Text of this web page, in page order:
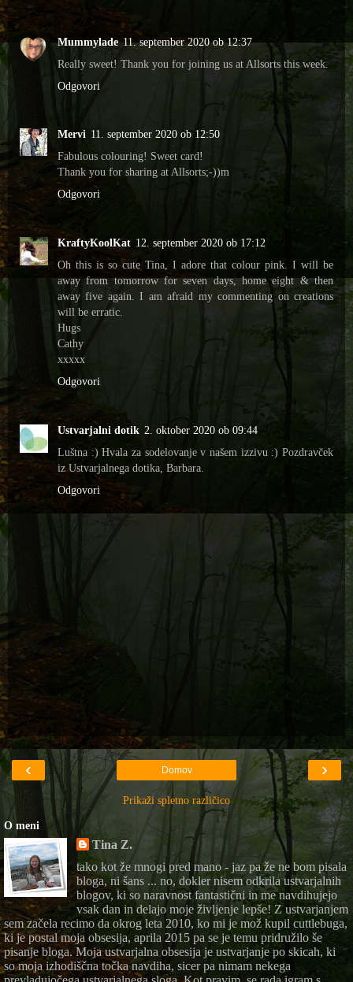
Mummylade 11. september 2020 ob 12:37
Really sweet! Thank you for joining us at Allsorts this week.
Odgovori
Mervi 11. september 2020 ob 12:50
Fabulous colouring! Sweet card!
Thank you for sharing at Allsorts;-))m
Odgovori
KraftyKoolKat 12. september 2020 ob 17:12
Oh this is so cute Tina, I adore that colour pink. I will be
away from tomorrow for seven days, home eight & then
away five again. I am afraid my commenting on creations
will be erratic.
Hugs
Cathy
xxxxx
Odgovori
Ustvarjalni dotik 2. oktober 2020 ob 09:44
Luštna :) Hvala za sodelovanje v našem izzivu :) Pozdravček
iz Ustvarjalnega dotika, Barbara.
Odgovori
‹ ›
Domov
Prikaži spletno različico
O meni
Tina Z.
tako kot že mnogi pred mano - jaz pa že ne bom pisala
bloga, ni šans ... no, dokler nisem odkrila ustvarjalnih
blogov, ki so naravnost fantastični in me navdihujejo
vsak dan in delajo moje življenje lepše! Z ustvarjanjem
sem začela recimo da okrog leta 2010, ko mi je mož kupil cuttlebuga,
ki je postal moja obsesija, aprila 2015 pa se je temu pridružilo še
pisanje bloga. Moja ustvarjalna obsesija je ustvarjanje po skicah, ki
so moja izhodiščna točka navdiha, sicer pa nimam nekega